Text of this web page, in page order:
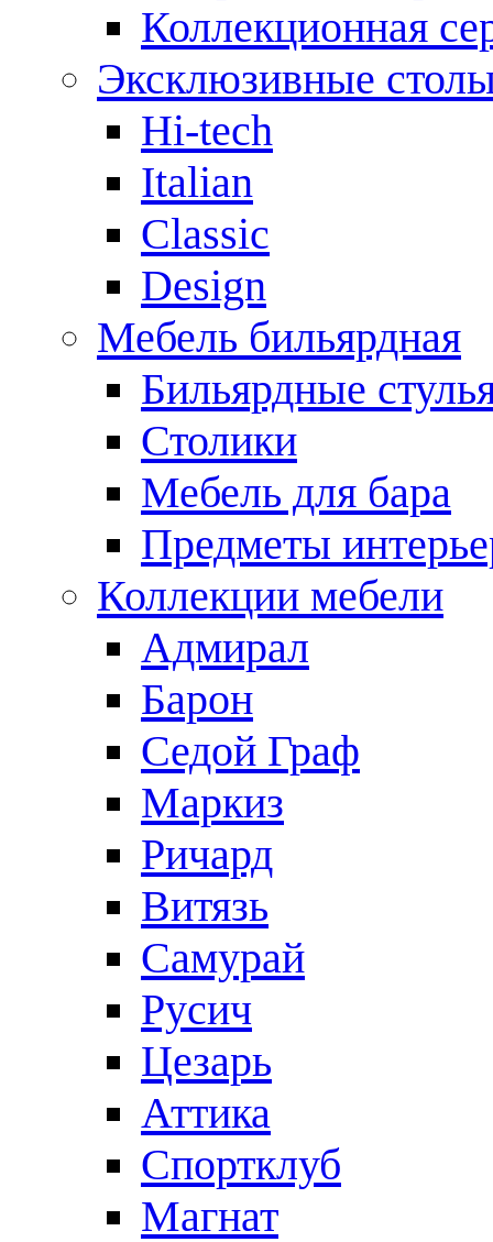
Коллекционная
Эксклюзивные
Hi-tech
Italian
Сlassic
Design
Мебель бильярдная
Бильярдные
Столики
Мебель для бара
Предметы
Коллекции мебели
Адмирал
Барон
Седой Граф
Маркиз
Ричард
Витязь
Самурай
Русич
Цезарь
Аттика
Спортклуб
Магнат